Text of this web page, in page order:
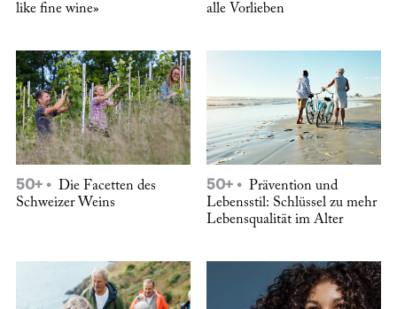
like fine wine»
alle Vorlieben
50+
Die Facetten des
Schweizer Weins
50+
Prävention und
Lebensstil: Schlüssel zu mehr
Lebensqualität im Alter